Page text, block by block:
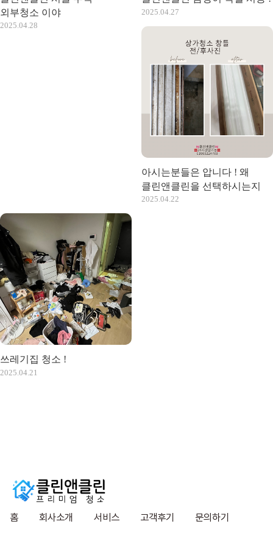
외부청소 이야
2025.04.28
2025.04.27
아시는분들은 압니다 ! 왜
클린앤클린을 선택하시는지
2025.04.22
쓰레기집 청소 !
2025.04.21
홈 회사소개 서비스 고객후기 문의하기